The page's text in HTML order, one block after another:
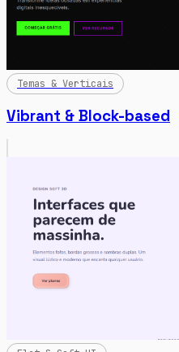
Temas & Verticais
Vibrant & Block-based